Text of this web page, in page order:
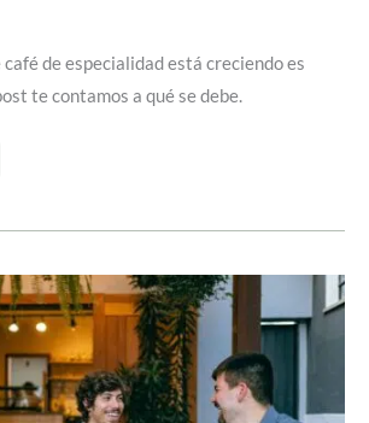
café de especialidad está creciendo es
te contamos a qué se debe.